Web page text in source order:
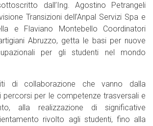
dall’Ing. Agostino Petrangeli
Transizioni dell’Anpal Servizi Spa e
e Flaviano Montebello Coordinatori
Abruzzo, getta le basi per nuove
per gli studenti nel mondo
di collaborazione che vanno dalla
percorsi per le competenze trasversali e
alla realizzazione di significative
rivolto agli studenti, fino alla